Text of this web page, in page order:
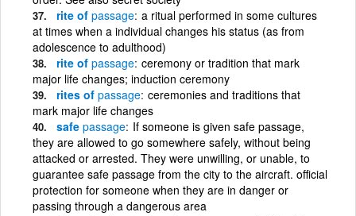
rite of passage a ritual performed in some cultures
at times when a individual changes his status (as from
adolescence to adulthood)
rite of passage ceremony or tradition that mark
major life changes; induction ceremony
rites of passage ceremonies and traditions that
mark major life changes
safe passage If someone is given safe passage,
they are allowed to go somewhere safely, without being
attacked or arrested. They were unwilling, or unable, to
guarantee safe passage from the city to the aircraft. official
protection for someone when they are in danger or
passing through a dangerous area